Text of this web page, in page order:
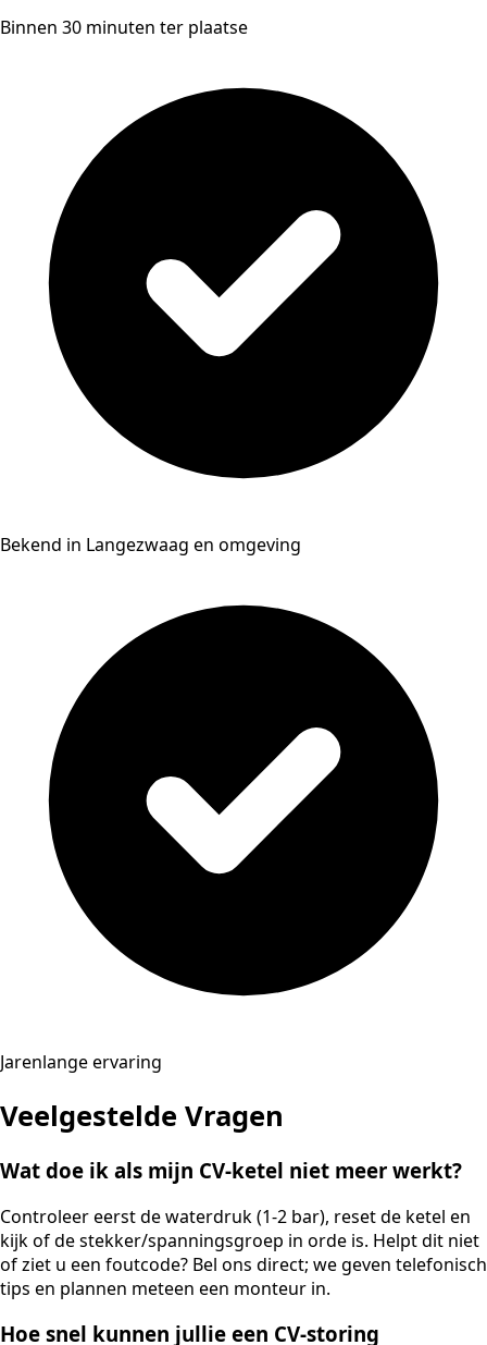
Binnen 30 minuten ter plaatse
Bekend in Langezwaag en omgeving
Jarenlange ervaring
Veelgestelde Vragen
Wat doe ik als mijn CV-ketel niet meer werkt?
Controleer eerst de waterdruk (1-2 bar), reset de ketel en
kijk of de stekker/spanningsgroep in orde is. Helpt dit niet
of ziet u een foutcode? Bel ons direct; we geven telefonisch
tips en plannen meteen een monteur in.
Hoe snel kunnen jullie een CV-storing